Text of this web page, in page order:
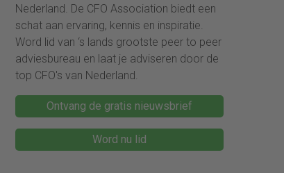
Nederland. De CFO Association biedt een
schat aan ervaring, kennis en inspiratie.
Word lid van ‘s lands grootste peer to peer
adviesbureau en laat je adviseren door de
top CFO's van Nederland.
Ontvang de gratis nieuwsbrief
Word nu lid